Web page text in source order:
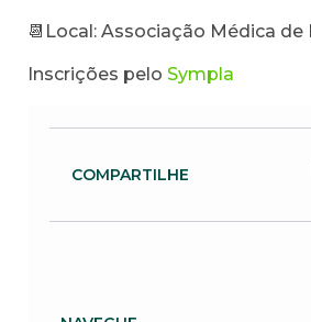
📆Local: Associação Médica de
Inscrições pelo Sympla
COMPARTILHE